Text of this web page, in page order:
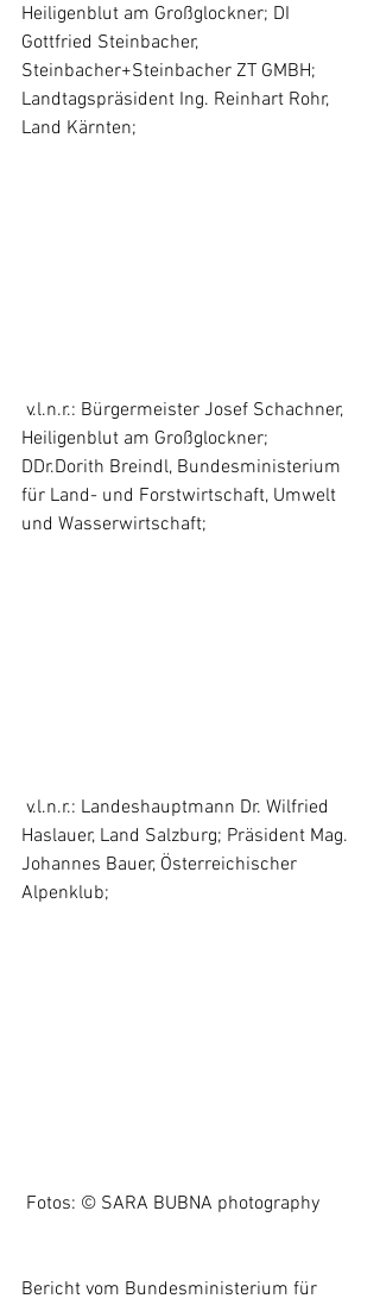
Heiligenblut am Großglockner; DI
Gottfried Steinbacher,
Steinbacher+Steinbacher ZT GMBH;
Landtagspräsident Ing. Reinhart Rohr,
Land Kärnten;
Heiligenblut am Großglockner;
DDr.Dorith Breindl, Bundesministerium
für Land- und Forstwirtschaft, Umwelt
und Wasserwirtschaft;
Haslauer, Land Salzburg; Präsident Mag.
Johannes Bauer, Österreichischer
Alpenklub;
Fotos: © SARA BUBNA photography
Bericht vom Bundesministerium für